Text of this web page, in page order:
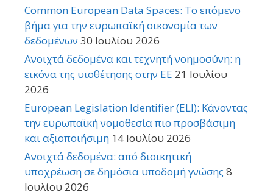
Common European Data Spaces: Το επόμενο
βήμα για την ευρωπαϊκή οικονομία των
δεδομένων 30 Ιουλίου 2026
Ανοιχτά δεδομένα και τεχνητή νοημοσύνη: η
εικόνα της υιοθέτησης στην ΕΕ 21 Ιουλίου
2026
European Legislation Identifier (ELI): Κάνοντας
την ευρωπαϊκή νομοθεσία πιο προσβάσιμη
και αξιοποιήσιμη 14 Ιουλίου 2026
Ανοιχτά δεδομένα: από διοικητική
υποχρέωση σε δημόσια υποδομή γνώσης 8
Ιουλίου 2026